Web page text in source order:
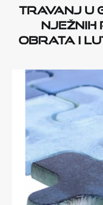
Travanj u
nježnih
obrata i